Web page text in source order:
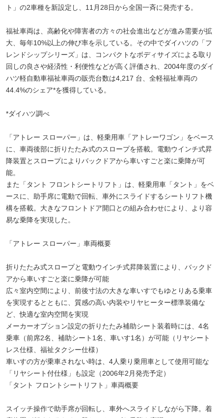
ト」の2車種を新設定し、11月28日から全国一斉に発売する。
福祉車両は、高齢化や障害者の方々の社会進出などが進み需要が拡
大、毎年10%以上の伸び率を示している。その中でダイハツの「フ
レンドシップシリーズ」は、コンパクトなボディサイズによる取り
回しの良さや経済性・利便性などが高く評価され、2004年度のダイ
ハツ軽自動車福祉車両の販売台数は4,217 台、全軽福祉車両の
44.4%のシェア*を獲得している。
*ダイハツ調べ
「アトレー スローパー」は、軽乗用車「アトレーワゴン」をベース
に、車両後部に折りたたみ式のスロープを搭載。電動ウインチ式昇
降装置とスロープによりバックドアから車いすごと楽に乗降が可
能。
また「タント フロントシートリフト」は、軽乗用車「タント」をベ
ースに、助手席に電動で回転、車外にスライドするシートリフト機
構を搭載。大きなフロントドア開口との組み合わせにより、より容
易な乗降を実現した。
「アトレー スローパー」車両概要
折りたたみ式スロープと電動ウインチ式昇降装置により、バックド
アから車いすごと楽に乗降が可能
広々室内空間により、前後寸法の大きな車いすでもゆとりある乗車
を実現するとともに、質感の高い内装やリヤヒーター標準装備な
ど、快適な室内空間を実現
メーカーオプション設定の折りたたみ補助シート装着時には、4名
乗車（前席2名、補助シート1名、車いす1名）が可能（リヤシート
レス仕様、福祉タクシー仕様）
車いすの方が乗車されない時は、4人乗り乗用車として使用可能な
「リヤシート付仕様」も設定（2006年2月発売予定）
「タント フロントシートリフト」車両概要
スイッチ操作で助手席が回転し、車外へスライドしながら下降。着